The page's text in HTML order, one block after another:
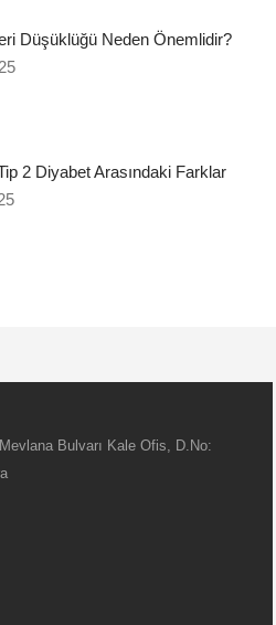
Düşüklüğü Neden Önemlidir?
2 Diyabet Arasındaki Farklar
Bulvarı Kale Ofis, D.No: